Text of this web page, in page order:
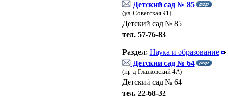
Детский сад № 85
(ул. Советская 91)
Детский сад № 85
тел. 57-76-83
Раздел: Наука и образование
Детский сад № 64
(пр-д Глазковский 4А)
Детский сад № 64
тел. 22-68-32